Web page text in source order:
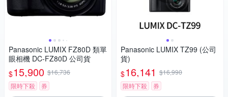
Panasonic LUMIX FZ80D 類單
眼相機 DC-FZ80D 公司貨
$15,900 $16,736
限時下殺
券
Panasonic LUMIX TZ99 (公司
貨)
$16,141 $16,990
限時下殺
券